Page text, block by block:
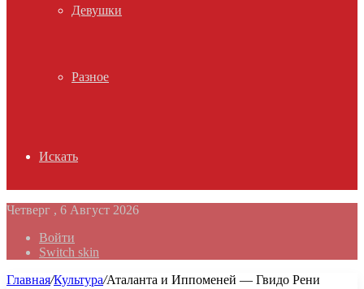
Девушки
Разное
Искать
Четверг , 6 Август 2026
Войти
Switch skin
Главная/Культура/Аталанта и Иппоменей — Гвидо Рени